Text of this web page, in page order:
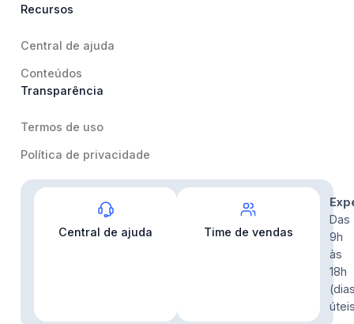
Recursos
Central de ajuda
Conteúdos
Transparência
Termos de uso
Política de privacidade
Central de ajuda Time de vendas
Das
9h
às
18h